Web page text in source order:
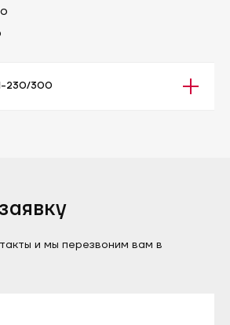
230/300
и мы перезвоним вам в